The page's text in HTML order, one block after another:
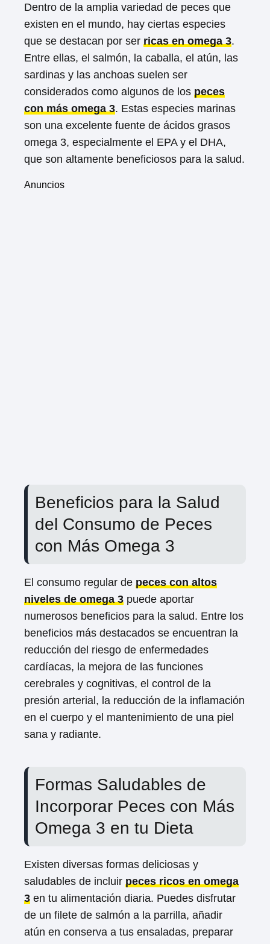
Dentro de la amplia variedad de peces que
existen en el mundo, hay ciertas especies
que se destacan por ser ricas en omega 3.
Entre ellas, el salmón, la caballa, el atún, las
sardinas y las anchoas suelen ser
considerados como algunos de los peces
con más omega 3. Estas especies marinas
son una excelente fuente de ácidos grasos
omega 3, especialmente el EPA y el DHA,
que son altamente beneficiosos para la salud.
Anuncios
Beneficios para la Salud
del Consumo de Peces
con Más Omega 3
El consumo regular de peces con altos
niveles de omega 3 puede aportar
numerosos beneficios para la salud. Entre los
beneficios más destacados se encuentran la
reducción del riesgo de enfermedades
cardíacas, la mejora de las funciones
cerebrales y cognitivas, el control de la
presión arterial, la reducción de la inflamación
en el cuerpo y el mantenimiento de una piel
sana y radiante.
Formas Saludables de
Incorporar Peces con Más
Omega 3 en tu Dieta
Existen diversas formas deliciosas y
saludables de incluir peces ricos en omega
3 en tu alimentación diaria. Puedes disfrutar
de un filete de salmón a la parrilla, añadir
atún en conserva a tus ensaladas, preparar